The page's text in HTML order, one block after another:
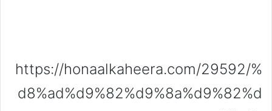
https://honaalkaheera.com/29592/%
d8%ad%d9%82%d9%8a%d9%82%d